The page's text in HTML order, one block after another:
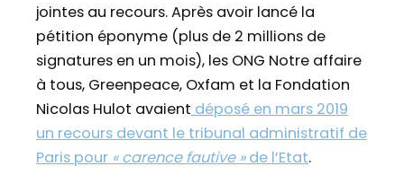
jointes au recours. Après avoir lancé la
pétition éponyme (plus de 2 millions de
signatures en un mois), les ONG Notre affaire
à tous, Greenpeace, Oxfam et la Fondation
Nicolas Hulot avaient déposé en mars 2019
un recours devant le tribunal administratif de
Paris pour « carence fautive »de l’Etat.